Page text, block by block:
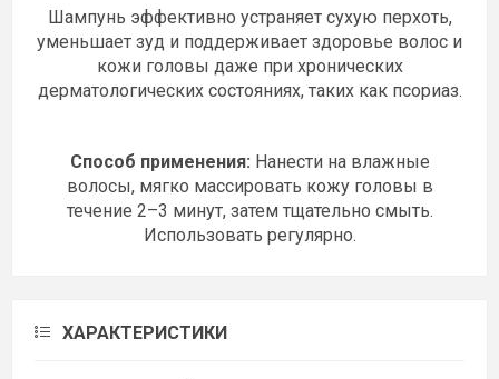
Шампунь эффективно устраняет сухую перхоть,
уменьшает зуд и поддерживает здоровье волос и
кожи головы даже при хронических
дерматологических состояниях, таких как псориаз.
Способ применения: Нанести на влажные
волосы, мягко массировать кожу головы в
течение 2–3 минут, затем тщательно смыть.
Использовать регулярно.
ХАРАКТЕРИСТИКИ